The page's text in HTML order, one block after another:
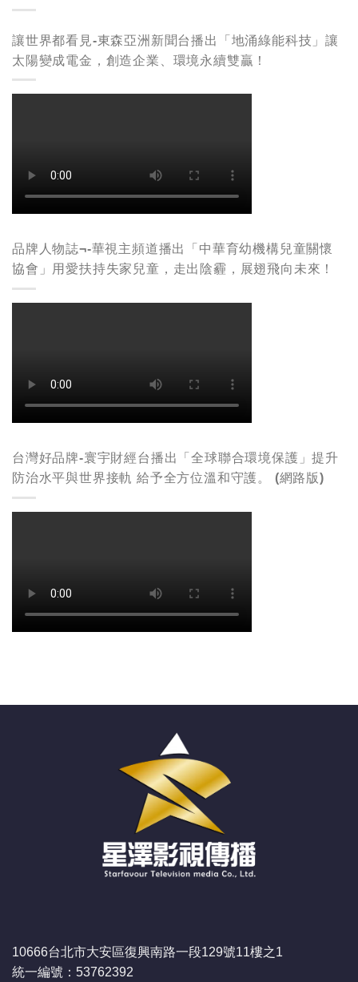
讓世界都看見-東森亞洲新聞台播出「地涌綠能科技」讓
太陽變成電金，創造企業、環境永續雙贏！
品牌人物誌¬-華視主頻道播出「中華育幼機構兒童關懷
協會」用愛扶持失家兒童，走出陰霾，展翅飛向未來！
台灣好品牌-寰宇財經台播出「全球聯合環境保護」提升
防治水平與世界接軌 給予全方位溫和守護。 (網路版)
10666台北市大安區復興南路一段129號11樓之1
統一編號：53762392